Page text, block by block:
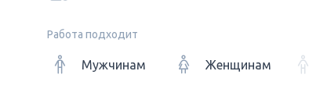
Работа подходит
Мужчинам Женщинам